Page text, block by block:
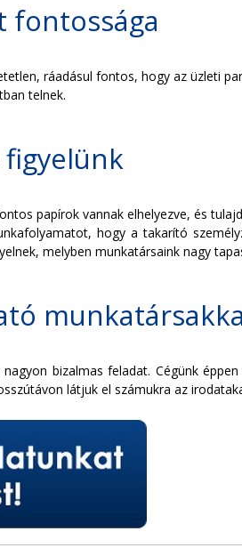
fontossága
ráadásul fontos, hogy az üzleti
telnek.
papírok vannak elhelyezve, és
hogy a takarító
melyben munkatársaink nagy
bizalmas feladat. Cégünk
látjuk el számukra az